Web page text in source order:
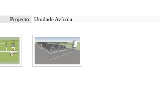
Projecto: Unidade Avícola